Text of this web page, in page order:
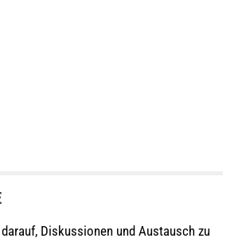
Diskussionen und Austausch zu